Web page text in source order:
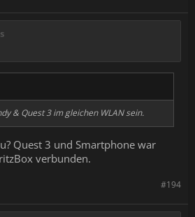
& Quest 3 im gleichen WLAN sein.
Quest 3 und Smartphone war
verbunden.
#194